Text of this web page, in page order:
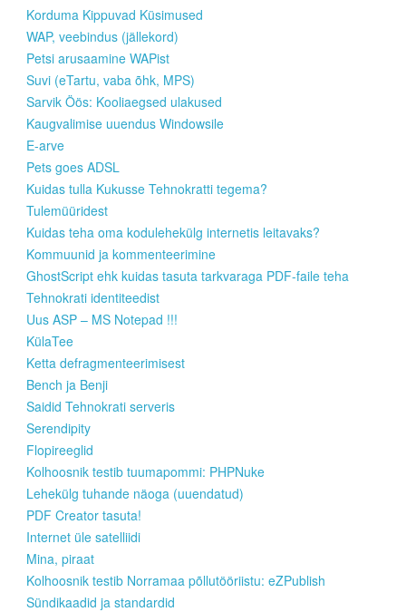
Korduma Kippuvad Küsimused
WAP, veebindus (jällekord)
Petsi arusaamine WAPist
Suvi (eTartu, vaba õhk, MPS)
Sarvik Öös: Kooliaegsed ulakused
Kaugvalimise uuendus Windowsile
E-arve
Pets goes ADSL
Kuidas tulla Kukusse Tehnokratti tegema?
Tulemüüridest
Kuidas teha oma kodulehekülg internetis leitavaks?
Kommuunid ja kommenteerimine
GhostScript ehk kuidas tasuta tarkvaraga PDF-faile teha
Tehnokrati identiteedist
Uus ASP – MS Notepad !!!
KülaTee
Ketta defragmenteerimisest
Bench ja Benji
Saidid Tehnokrati serveris
Serendipity
Flopireeglid
Kolhoosnik testib tuumapommi: PHPNuke
Lehekülg tuhande näoga (uuendatud)
PDF Creator tasuta!
Internet üle satelliidi
Mina, piraat
Kolhoosnik testib Norramaa põllutööriistu: eZPublish
Sündikaadid ja standardid